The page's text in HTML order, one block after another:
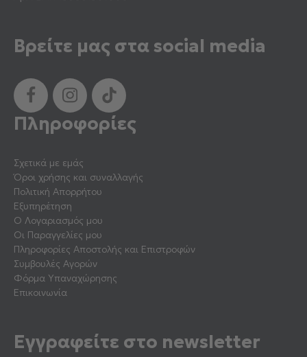
Βρείτε μας στα social media
Πληροφορίες
Σχετικά με εμάς
Όροι χρήσης και συναλλαγής
Πολιτική Απορρήτου
Εξυπηρέτηση
Ο Λογαριασμός μου
Οι Παραγγελίες μου
Πληροφορίες Αποστολής και Επιστροφών
Συμβουλές Αγορών
Φόρμα Υπαναχώρησης
Επικοινωνία
Εγγραφείτε στο newsletter